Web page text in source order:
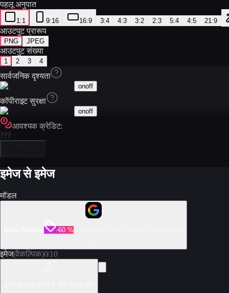
पहलू अनुपात
1:1 9:16 16:9 3:4 4:3 3:2 2:3 5:4 4:5 21:9
आउटपुट प्रारूप
PNG JPEG
आउटपुट संख्या
1 2 3 4
सार्वजनिक दृश्यता
onoff
कॉपीराइट सुरक्षा
onoff
आवश्यक क्रेडिट:
???
इमेज से इमेज
मॉडल
-60 %
इमेज(वैकल्पिक)0/10